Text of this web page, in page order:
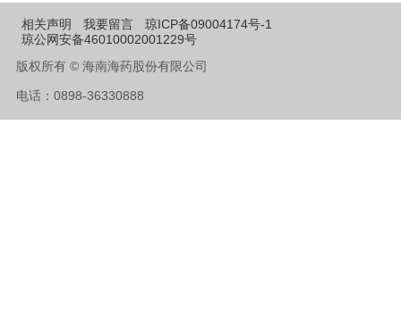
相关声明 我要留言
琼ICP备09004174号-1
琼公网安备46010002001229号
版权所有 © 海南海药股份有限公司
电话：0898-36330888